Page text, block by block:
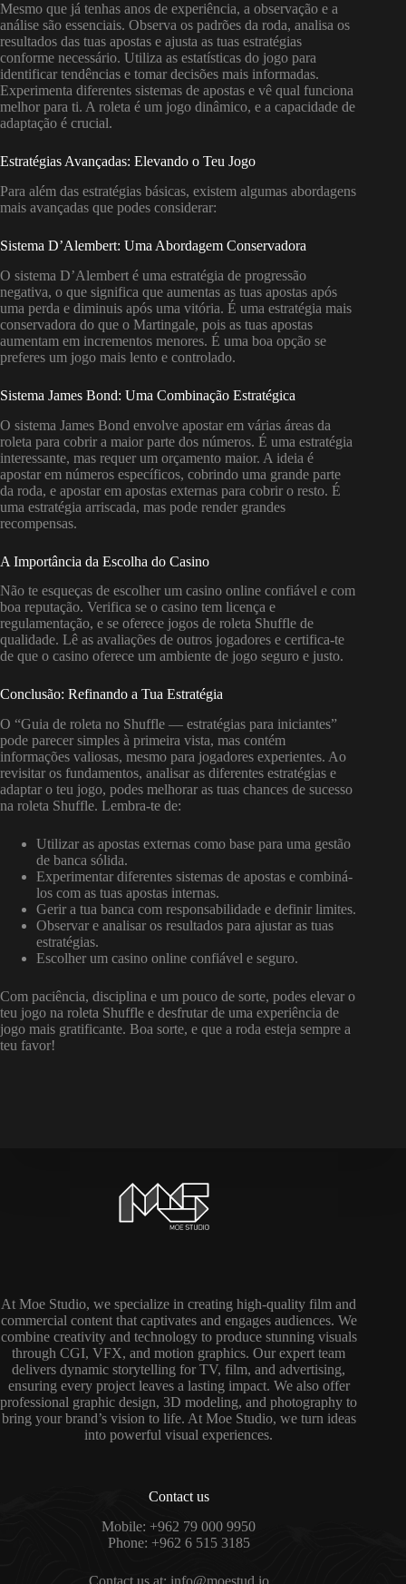
Mesmo que já tenhas anos de experiência, a observação e a
análise são essenciais. Observa os padrões da roda, analisa os
resultados das tuas apostas e ajusta as tuas estratégias
conforme necessário. Utiliza as estatísticas do jogo para
identificar tendências e tomar decisões mais informadas.
Experimenta diferentes sistemas de apostas e vê qual funciona
melhor para ti. A roleta é um jogo dinâmico, e a capacidade de
adaptação é crucial.
Estratégias Avançadas: Elevando o Teu Jogo
Para além das estratégias básicas, existem algumas abordagens
mais avançadas que podes considerar:
Sistema D’Alembert: Uma Abordagem Conservadora
O sistema D’Alembert é uma estratégia de progressão
negativa, o que significa que aumentas as tuas apostas após
uma perda e diminuis após uma vitória. É uma estratégia mais
conservadora do que o Martingale, pois as tuas apostas
aumentam em incrementos menores. É uma boa opção se
preferes um jogo mais lento e controlado.
Sistema James Bond: Uma Combinação Estratégica
O sistema James Bond envolve apostar em várias áreas da
roleta para cobrir a maior parte dos números. É uma estratégia
interessante, mas requer um orçamento maior. A ideia é
apostar em números específicos, cobrindo uma grande parte
da roda, e apostar em apostas externas para cobrir o resto. É
uma estratégia arriscada, mas pode render grandes
recompensas.
A Importância da Escolha do Casino
Não te esqueças de escolher um casino online confiável e com
boa reputação. Verifica se o casino tem licença e
regulamentação, e se oferece jogos de roleta Shuffle de
qualidade. Lê as avaliações de outros jogadores e certifica-te
de que o casino oferece um ambiente de jogo seguro e justo.
Conclusão: Refinando a Tua Estratégia
O “Guia de roleta no Shuffle — estratégias para iniciantes”
pode parecer simples à primeira vista, mas contém
informações valiosas, mesmo para jogadores experientes. Ao
revisitar os fundamentos, analisar as diferentes estratégias e
adaptar o teu jogo, podes melhorar as tuas chances de sucesso
na roleta Shuffle. Lembra-te de:
Utilizar as apostas externas como base para uma gestão
de banca sólida.
Experimentar diferentes sistemas de apostas e combiná-
los com as tuas apostas internas.
Gerir a tua banca com responsabilidade e definir limites.
Observar e analisar os resultados para ajustar as tuas
estratégias.
Escolher um casino online confiável e seguro.
Com paciência, disciplina e um pouco de sorte, podes elevar o
teu jogo na roleta Shuffle e desfrutar de uma experiência de
jogo mais gratificante. Boa sorte, e que a roda esteja sempre a
teu favor!
At Moe Studio, we specialize in creating high-quality film and
commercial content that captivates and engages audiences. We
combine creativity and technology to produce stunning visuals
through CGI, VFX, and motion graphics. Our expert team
delivers dynamic storytelling for TV, film, and advertising,
ensuring every project leaves a lasting impact. We also offer
professional graphic design, 3D modeling, and photography to
bring your brand’s vision to life. At Moe Studio, we turn ideas
into powerful visual experiences.
Contact us
Mobile: +962 79 000 9950
Phone: +962 6 515 3185
Contact us at: info@moestud.io